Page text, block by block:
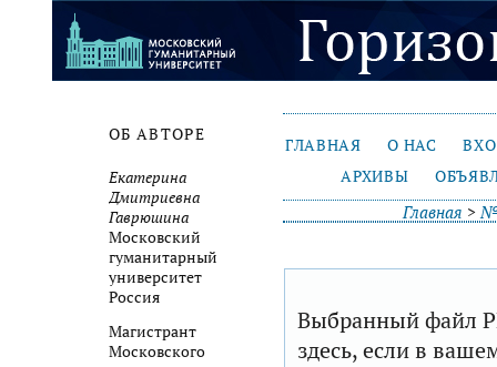
ОБ АВТОРЕ
Екатерина
Дмитриевна
Гаврюшина
Московский
гуманитарный
университет
Россия
Магистрант
Московского
ГЛАВНАЯ О НАС
АРХИВЫ
Главная >№
Выбранный файл
здесь, если в